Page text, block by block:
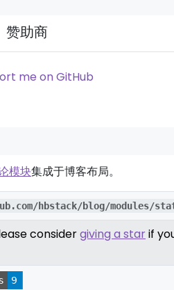
赞助商
模块集成于博客布局。
hbstack/blog/modules/
considergiving a starif